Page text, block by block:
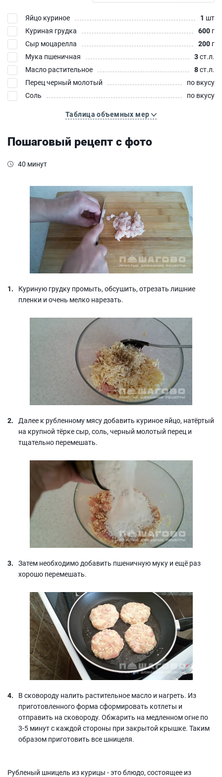
Яйцо куриное 1 шт
Куриная грудка
600 г
Сыр моцарелла
200 г
Мука пшеничная
3ст.л.
Масло растительное
8ст.л.
Перец черный молотый
по вкусу
Соль
по вкусу
Таблица объемных мер
Пошаговый рецепт с фото
40 минут
Куриную грудку промыть, обсушить, отрезать лишние
пленки и очень мелко нарезать.
Далее к рубленному мясу добавить куриное яйцо, натёртый
на крупной тёрке сыр, соль, черный молотый перец и
тщательно перемешать.
Затем необходимо добавить пшеничную муку и ещё раз
хорошо перемешать.
В сковороду налить растительное масло и нагреть. Из
приготовленного форма сформировать котлеты и
отправить на сковороду. Обжарить на медленном огне по
3-5 минут с каждой стороны при закрытой крышке. Таким
образом приготовить все шницеля.
Рубленый шницель из курицы - это блюдо, состоящее из